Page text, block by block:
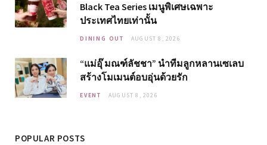
Black Tea Series เมนูพิเศษเฉพาะ
ประเทศไทยเท่านั้น
DINING OUT AUGUST 8, 2026
“แม่อุ๊ มณฑ์ลัชชา” นำทีมลูกหลานเซเลบ
สร้างโมเมนต์อบอุ่นด้วยรัก
EVENT AUGUST 8, 2026
POPULAR POSTS